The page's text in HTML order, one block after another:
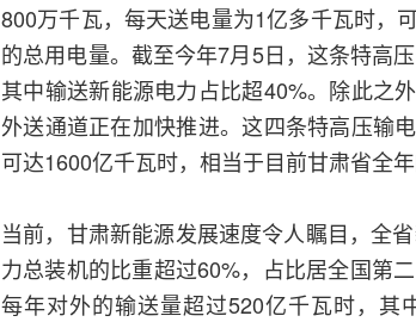
800万千瓦，每天送电量为1亿多千瓦时，
的总用电量。截至今年7月5日，这条特高
其中输送新能源电力占比超40%。除此之
外送通道正在加快推进。这四条特高压输
可达1600亿千瓦时，相当于目前甘肃省全年
当前，甘肃新能源发展速度令人瞩目，全
力总装机的比重超过60%，占比居全国第
每年对外的输送量超过520亿千瓦时，